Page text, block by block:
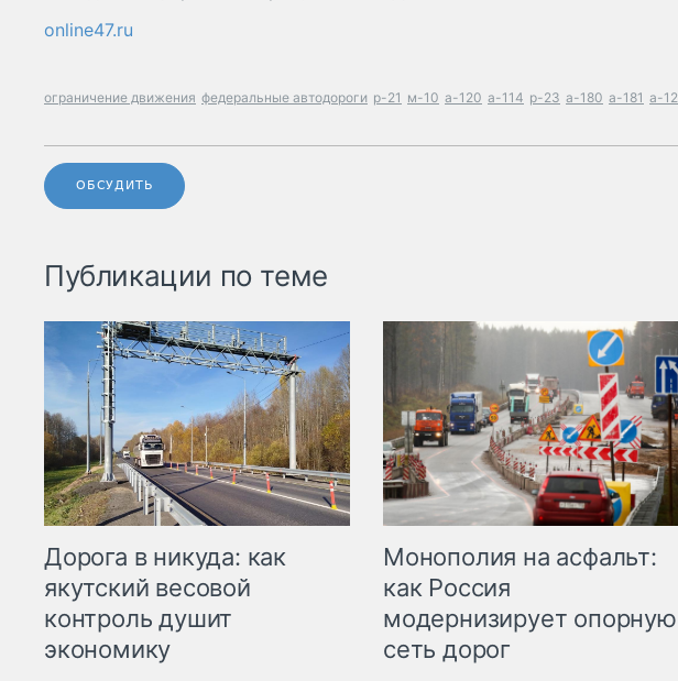
online47.ru
ограничение движения федеральные автодороги р-21 м-10 а-120 а-114 р-23 а-180 а-181 а-
ОБСУДИТЬ
Публикации по теме
Дорога в никуда: как
якутский весовой
контроль душит
экономику
Монополия на асфальт:
как Россия
модернизирует опорную
сеть дорог